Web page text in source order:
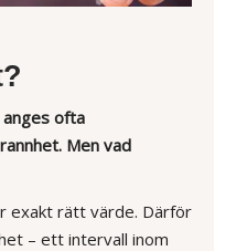
ofta
Men vad
exakt rätt värde. Därför
– ett intervall inom